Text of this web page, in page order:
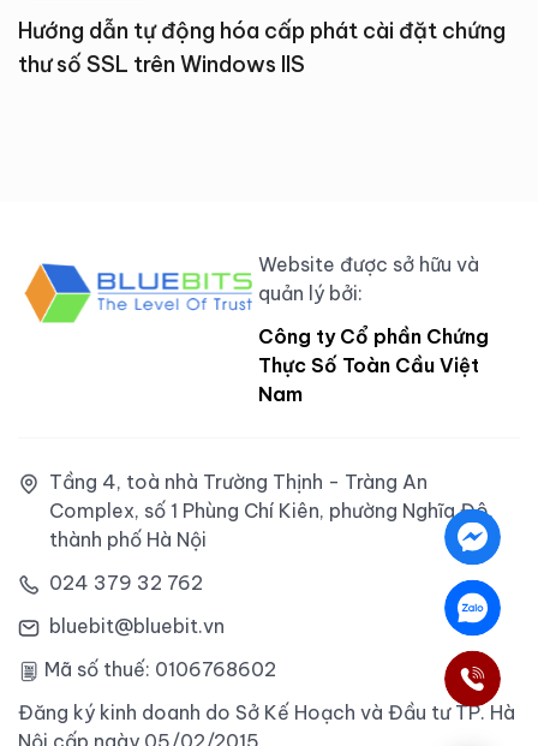
Hướng dẫn tự động hóa cấp phát cài đặt chứng
thư số SSL trên Windows IIS
Website được sở hữu và
quản lý bởi:
Công ty Cổ phần Chứng
Thực Số Toàn Cầu Việt
Nam
Tầng 4, toà nhà Trường Thịnh - Tràng An
Complex, số 1 Phùng Chí Kiên, phường Nghĩa Đô,
thành phố Hà Nội
024 379 32 762
bluebit@bluebit.vn
Mã số thuế: 0106768602
Đăng ký kinh doanh do Sở Kế Hoạch và Đầu tư TP. Hà
Nội cấp ngày 05/02/2015